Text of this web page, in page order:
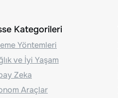
Kategorileri
Yöntemleri
ve İyi Yaşam
Zeka
Araçlar